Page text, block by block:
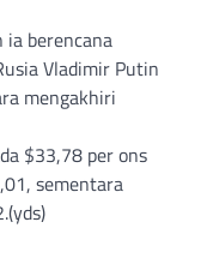
berencana
Vladimir Putin
mengakhiri
$33,78 per ons
sementara